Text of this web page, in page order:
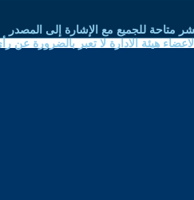
متاحة للجميع مع الإشارة إلى المصدر
هيئة الادارة لا تعبر بالضرورة عن